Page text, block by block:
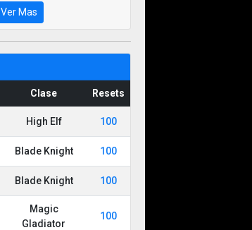
Ver Mas
Clase Resets
High Elf 100
Blade Knight 100
Blade Knight 100
Magic
Gladiator
100